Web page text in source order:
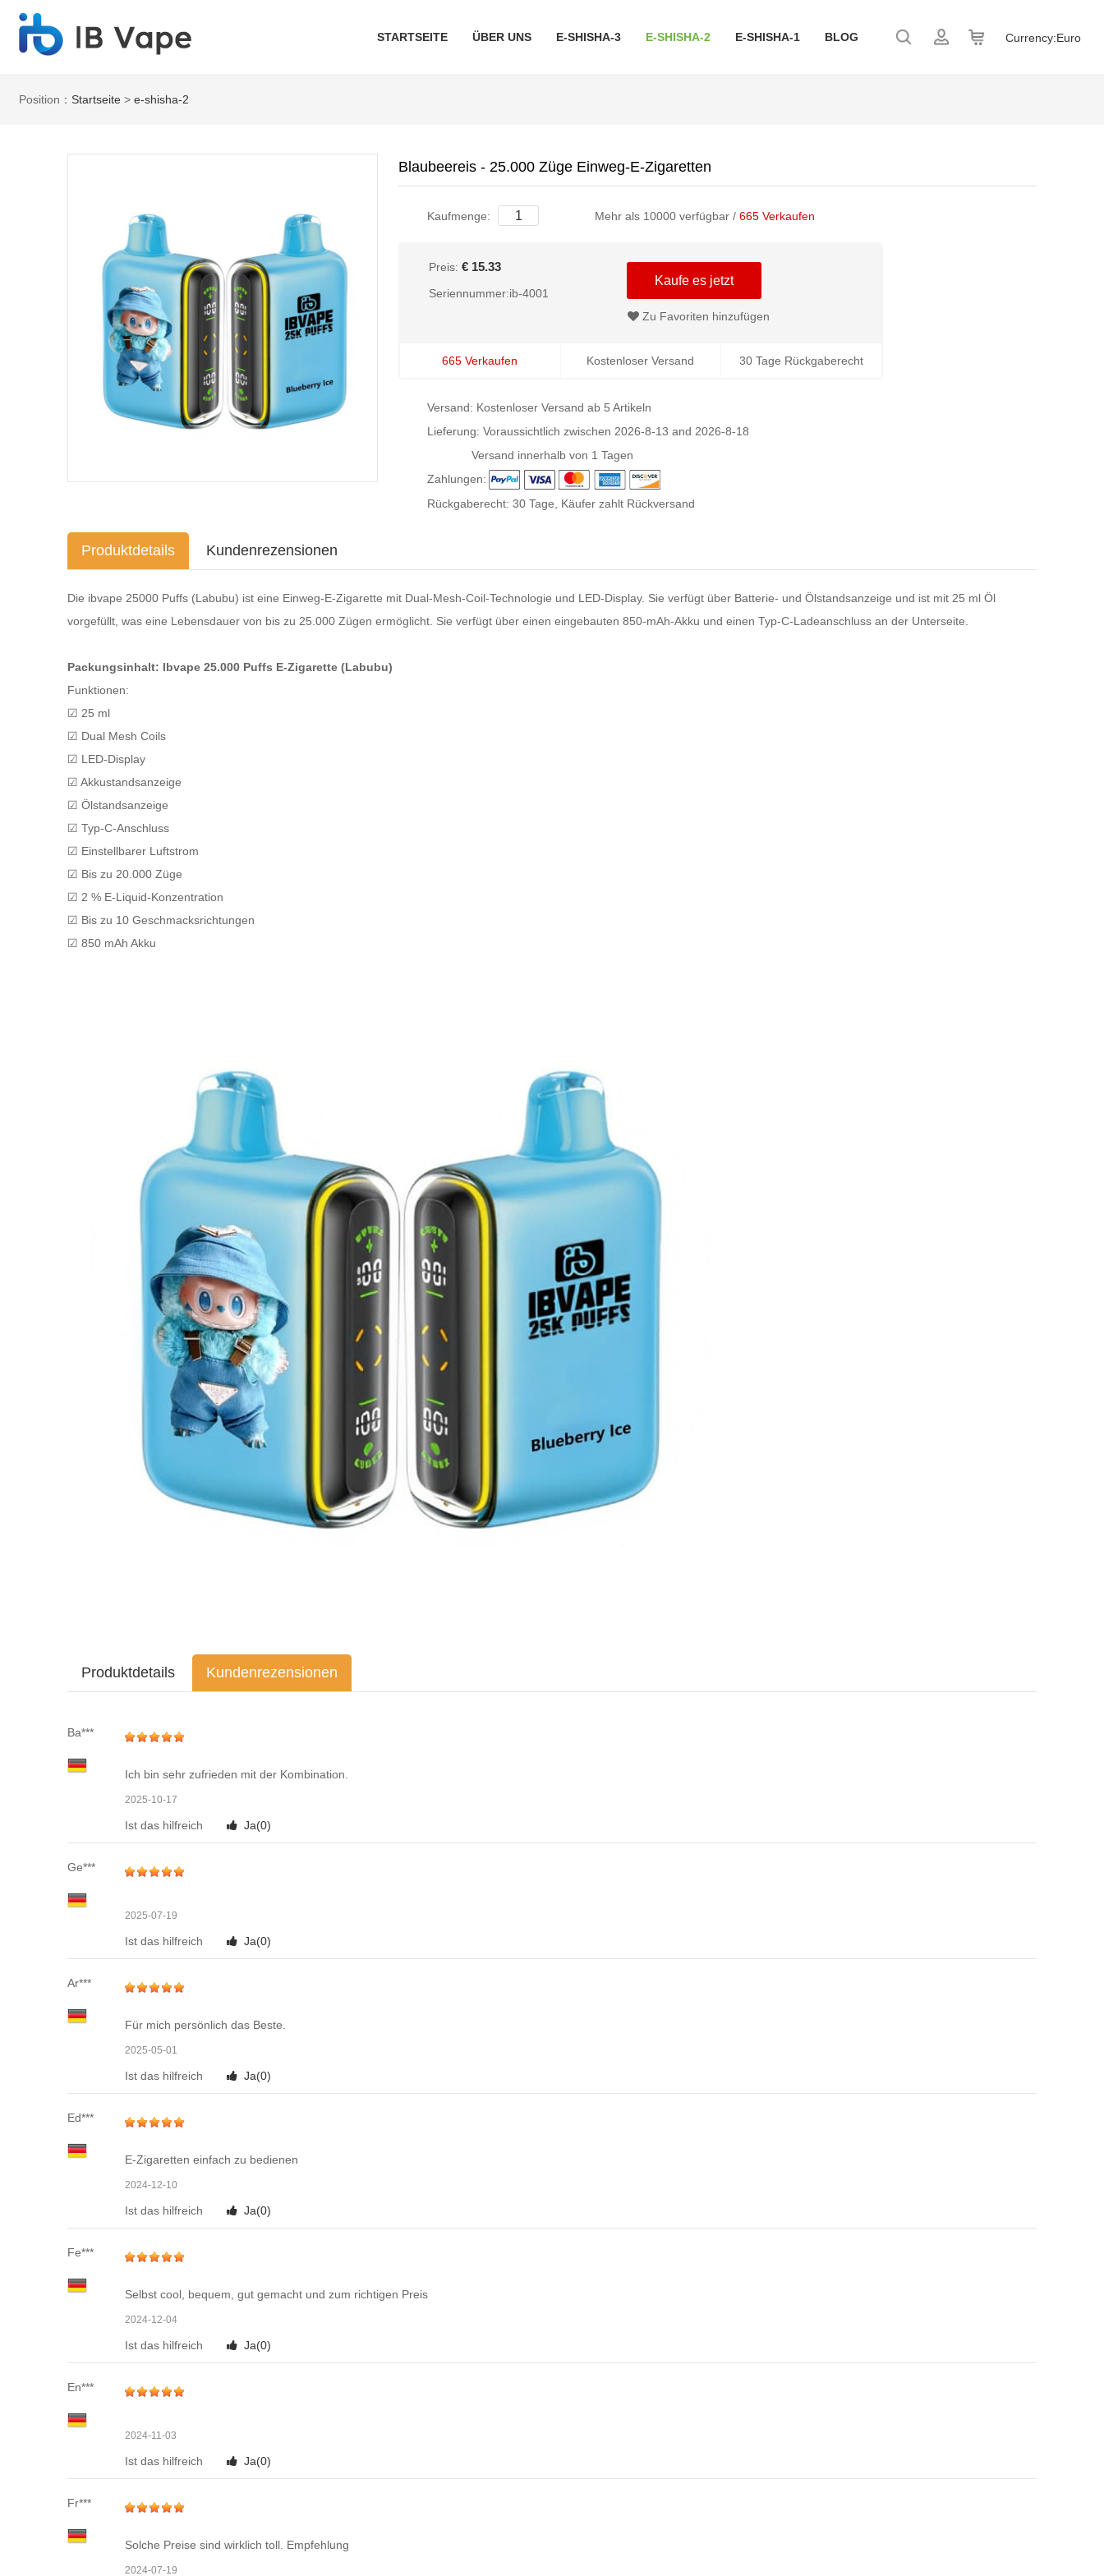
Currency:Euro
STARTSEITE ÜBER UNS E-SHISHA-3 E-SHISHA-2 E-SHISHA-1 BLOG
Position： Startseite >e-shisha-2
Blaubeereis - 25.000 Züge Einweg-E-Zigaretten
Kaufmenge: Mehr als 10000 verfügbar /665 Verkaufen
Preis:€ 15.33
Seriennummer:ib-4001
Kaufe es jetzt
Zu Favoriten hinzufügen
665 Verkaufen Kostenloser Versand 30 Tage Rückgaberecht
Versand: Kostenloser Versand ab 5 Artikeln
Lieferung: Voraussichtlich zwischen 2026-8-13 and 2026-8-18
Versand innerhalb von 1 Tagen
Zahlungen:
Rückgaberecht: 30 Tage, Käufer zahlt Rückversand
Produktdetails Kundenrezensionen
Die ibvape 25000 Puffs (Labubu) ist eine Einweg-E-Zigarette mit Dual-Mesh-Coil-Technologie und LED-Display. Sie verfügt über Batterie- und Ölstandsanzeige und ist mit 25 ml Öl
vorgefüllt, was eine Lebensdauer von bis zu 25.000 Zügen ermöglicht. Sie verfügt über einen eingebauten 850-mAh-Akku und einen Typ-C-Ladeanschluss an der Unterseite.
Packungsinhalt: Ibvape 25.000 Puffs E-Zigarette (Labubu)
Funktionen:
☑ 25 ml
☑ Dual Mesh Coils
☑ LED-Display
☑ Akkustandsanzeige
☑ Ölstandsanzeige
☑ Typ-C-Anschluss
☑ Einstellbarer Luftstrom
☑ Bis zu 20.000 Züge
☑ 2 % E-Liquid-Konzentration
☑ Bis zu 10 Geschmacksrichtungen
☑ 850 mAh Akku
Produktdetails Kundenrezensionen
Ba***
Ich bin sehr zufrieden mit der Kombination.
2025-10-17
Ist das hilfreich Ja(0)
Ge***
2025-07-19
Ist das hilfreich Ja(0)
Ar***
Für mich persönlich das Beste.
2025-05-01
Ist das hilfreich Ja(0)
Ed***
E-Zigaretten einfach zu bedienen
2024-12-10
Ist das hilfreich Ja(0)
Fe***
Selbst cool, bequem, gut gemacht und zum richtigen Preis
2024-12-04
Ist das hilfreich Ja(0)
En***
2024-11-03
Ist das hilfreich Ja(0)
Fr***
Solche Preise sind wirklich toll. Empfehlung
2024-07-19